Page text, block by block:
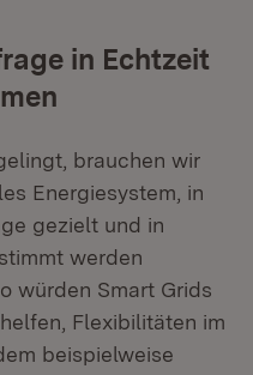
in Echtzeit
brauchen wir
Energiesystem, in
gezielt und in
werden
würden Smart Grids
Flexibilitäten im
beispielweise